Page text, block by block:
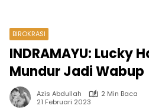
BIROKRASI
INDRAMAYU: Lucky
Mundur Jadi Wabup
Azis Abdullah
2 Min Baca
21 Februari 2023